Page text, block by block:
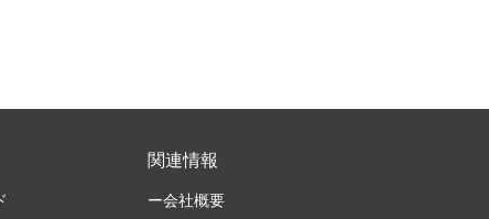
関連情報
ー会社概要